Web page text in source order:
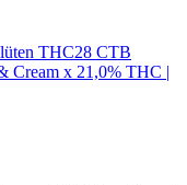
THC28 CTB
Cream x 21,0% THC |